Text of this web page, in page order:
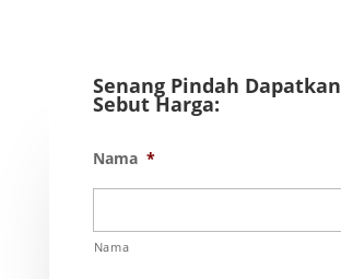
Senang Pindah Dapatkan
Sebut Harga:
Nama *
Nama